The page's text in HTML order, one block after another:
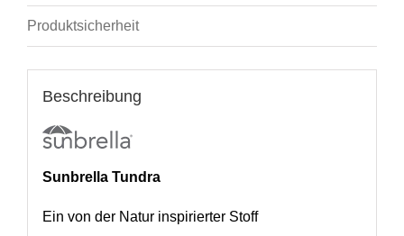
Produktsicherheit
Beschreibung
Sunbrella Tundra
Ein von der Natur inspirierter Stoff